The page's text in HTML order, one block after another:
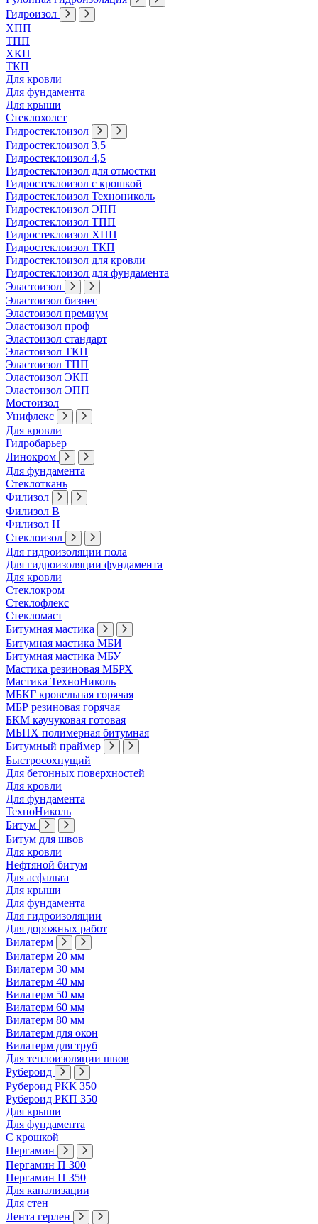
Гидроизол
ХПП
ТПП
ХКП
ТКП
Для кровли
Для фундамента
Для крыши
Стеклохолст
Гидростеклоизол
Гидростеклоизол 3,5
Гидростеклоизол 4,5
Гидростеклоизол для отмостки
Гидростеклоизол с крошкой
Гидростеклоизол Технониколь
Гидростеклоизол ЭПП
Гидростеклоизол ТПП
Гидростеклоизол ХПП
Гидростеклоизол ТКП
Гидростеклоизол для кровли
Гидростеклоизол для фундамента
Эластоизол
Эластоизол бизнес
Эластоизол премиум
Эластоизол проф
Эластоизол стандарт
Эластоизол ТКП
Эластоизол ТПП
Эластоизол ЭКП
Эластоизол ЭПП
Мостоизол
Унифлекс
Для кровли
Гидробарьер
Линокром
Для фундамента
Стеклоткань
Филизол
Филизол В
Филизол Н
Стеклоизол
Для гидроизоляции пола
Для гидроизоляции фундамента
Для кровли
Стеклокром
Стеклофлекс
Стекломаст
Битумная мастика
Битумная мастика МБИ
Битумная мастика МБУ
Мастика резиновая МБРХ
Мастика ТехноНиколь
МБКГ кровельная горячая
МБР резиновая горячая
БКМ каучуковая готовая
МБПХ полимерная битумная
Битумный праймер
Быстросохнущий
Для бетонных поверхностей
Для кровли
Для фундамента
ТехноНиколь
Битум
Битум для швов
Для кровли
Нефтяной битум
Для асфальта
Для крыши
Для фундамента
Для гидроизоляции
Для дорожных работ
Вилатерм
Вилатерм 20 мм
Вилатерм 30 мм
Вилатерм 40 мм
Вилатерм 50 мм
Вилатерм 60 мм
Вилатерм 80 мм
Вилатерм для окон
Вилатерм для труб
Для теплоизоляции швов
Рубероид
Рубероид РКК 350
Рубероид РКП 350
Для крыши
Для фундамента
С крошкой
Пергамин
Пергамин П 300
Пергамин П 350
Для канализации
Для стен
Лента герлен